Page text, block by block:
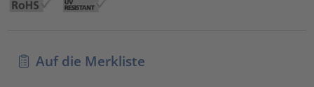
Auf die Merkliste